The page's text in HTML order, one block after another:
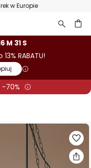
opinie na Trustpilot
M 30 S
RABATU!
70%